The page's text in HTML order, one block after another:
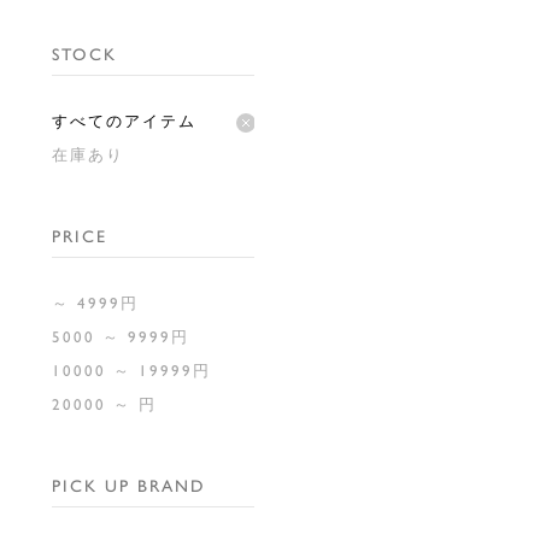
STOCK
すべてのアイテム
在庫あり
PRICE
～ 4999円
5000 ～ 9999円
10000 ～ 19999円
20000 ～ 円
PICK UP BRAND